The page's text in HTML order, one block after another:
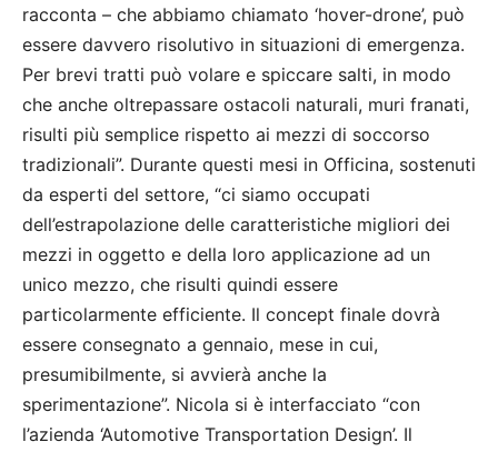
racconta – che abbiamo chiamato ‘hover-drone’, può
essere davvero risolutivo in situazioni di emergenza.
Per brevi tratti può volare e spiccare salti, in modo
che anche oltrepassare ostacoli naturali, muri franati,
risulti più semplice rispetto ai mezzi di soccorso
tradizionali”. Durante questi mesi in Officina, sostenuti
da esperti del settore, “ci siamo occupati
dell’estrapolazione delle caratteristiche migliori dei
mezzi in oggetto e della loro applicazione ad un
unico mezzo, che risulti quindi essere
particolarmente efficiente. Il concept finale dovrà
essere consegnato a gennaio, mese in cui,
presumibilmente, si avvierà anche la
sperimentazione”. Nicola si è interfacciato “con
l’azienda ‘Automotive Transportation Design’. Il